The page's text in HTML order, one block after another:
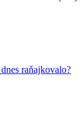
raňajkovalo?